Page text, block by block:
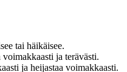
tai häikäisee.
ja terävästi.
ja heijastaa voimakkaasti.